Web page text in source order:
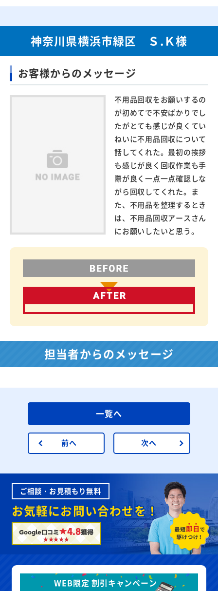
神奈川県横浜市緑区 Ｓ.Ｋ様
お客様からのメッセージ
不用品回収をお願いするの
が初めてで不安ばかりでし
たがとても感じが良くてい
ねいに不用品回収について
話してくれた。最初の挨拶
も感じが良く回収作業も手
際が良く一点一点確認しな
がら回収してくれた。ま
た、不用品を整理するとき
は、不用品回収アースさん
にお願いしたいと思う。
担当者からのメッセージ
前へ
一覧へ
次へ
ご相談・お見積もり無料
お気軽にお問い合わせを！
Google口コミ★4.8獲得
WEB限定 割引キャンペーン